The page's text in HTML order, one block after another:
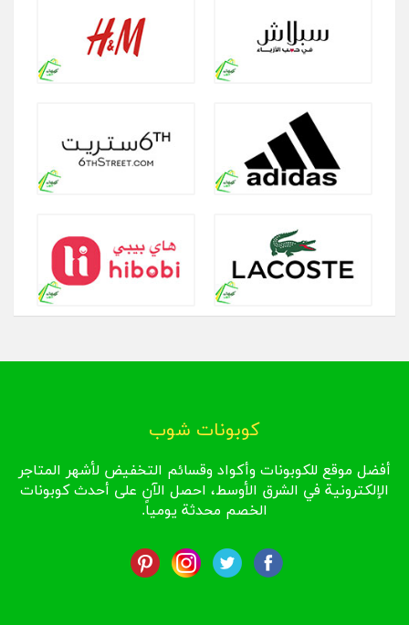
كوبونات شوب
أفضل موقع للكوبونات وأكواد وقسائم التخفيض لأشهر المتاجر
الإلكترونية في الشرق الأوسط، احصل الآن على أحدث كوبونات
الخصم محدثة يومياً.